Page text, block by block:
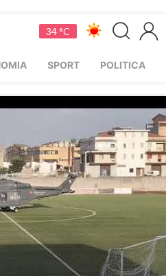
34 °C
SPORT POLITICA